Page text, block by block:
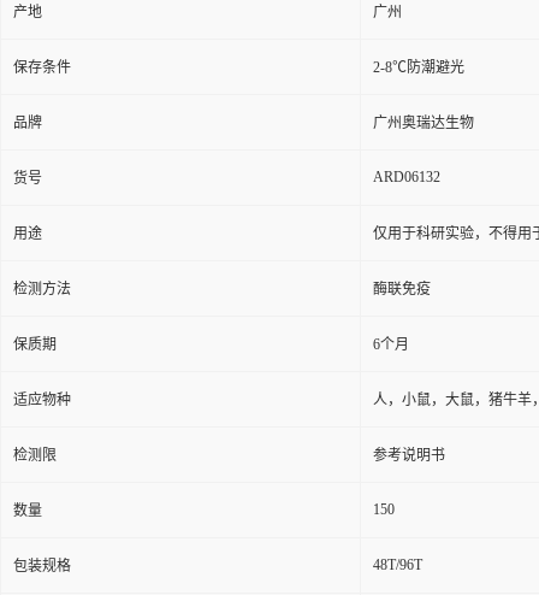
产地 广州
保存条件 2-8℃防潮避光
品牌 广州奥瑞达生物
货号 ARD06132
用途 仅用于科研实验，不得用
检测方法 酶联免疫
保质期 6个月
适应物种 人，小鼠，大鼠，猪牛羊
检测限 参考说明书
数量 150
包装规格 48T/96T